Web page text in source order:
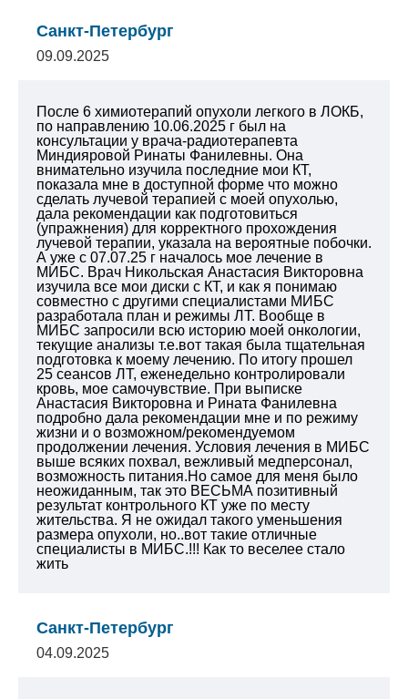
Санкт-Петербург
09.09.2025
После 6 химиотерапий опухоли легкого в ЛОКБ,
по направлению 10.06.2025 г был на
консультации у врача-радиотерапевта
Миндияровой Ринаты Фанилевны. Она
внимательно изучила последние мои КТ,
показала мне в доступной форме что можно
сделать лучевой терапией с моей опухолью,
дала рекомендации как подготовиться
(упражнения) для корректного прохождения
лучевой терапии, указала на вероятные побочки.
А уже с 07.07.25 г началось мое лечение в
МИБС. Врач Никольская Анастасия Викторовна
изучила все мои диски с КТ, и как я понимаю
совместно с другими специалистами МИБС
разработала план и режимы ЛТ. Вообще в
МИБС запросили всю историю моей онкологии,
текущие анализы т.е.вот такая была тщательная
подготовка к моему лечению. По итогу прошел
25 сеансов ЛТ, еженедельно контролировали
кровь, мое самочувствие. При выписке
Анастасия Викторовна и Рината Фанилевна
подробно дала рекомендации мне и по режиму
жизни и о возможном/рекомендуемом
продолжении лечения. Условия лечения в МИБС
выше всяких похвал, вежливый медперсонал,
возможность питания.Но самое для меня было
неожиданным, так это ВЕСЬМА позитивный
результат контрольного КТ уже по месту
жительства. Я не ожидал такого уменьшения
размера опухоли, но..вот такие отличные
специалисты в МИБС.!!! Как то веселее стало
жить
Санкт-Петербург
04.09.2025